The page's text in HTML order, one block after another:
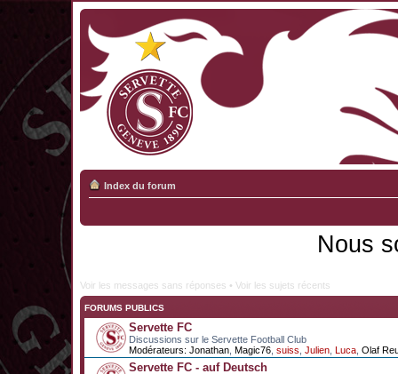
Index du forum
Nous
Voir les messages sans réponses • Voir les sujets récents
FORUMS PUBLICS
Servette FC
Discussions sur le Servette Football Club
Modérateurs: Jonathan Magic76 suiss Julien Luca Olaf
Servette FC - auf Deutsch